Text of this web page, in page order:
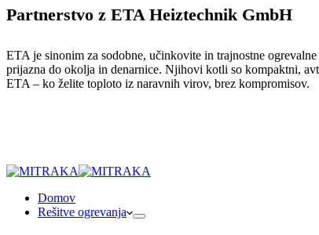
Partnerstvo z ETA Heiztechnik GmbH
ETA je sinonim za sodobne, učinkovite in trajnostne
prijazna do okolja in denarnice. Njihovi kotli so kompaktni,
ETA – ko želite toploto iz naravnih virov, brez kompromisov.
Domov
Rešitve ogrevanja